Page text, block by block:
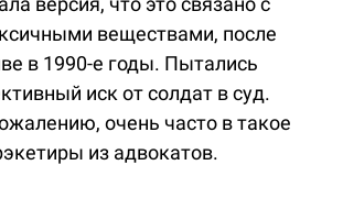
веществами, после
в 1990-е годы. Пытались
иск от солдат в суд.
очень часто в такое
из адвокатов.